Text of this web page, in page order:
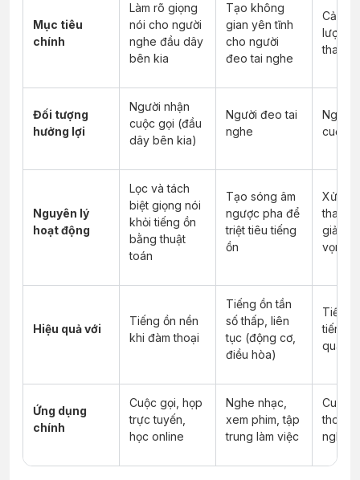
Mục tiêu
chính
Làm rõ giọng
nói cho người
nghe đầu dây
bên kia
Tạo không
gian yên tĩnh
cho người
đeo tai nghe
Cải
lượng
thanh
Đối tượng
hưởng lợi
Người nhận
cuộc gọi (đầu
dây bên kia)
Người đeo tai
nghe
Người
cuộc
Nguyên lý
hoạt động
Lọc và tách
biệt giọng nói
khỏi tiếng ồn
bằng thuật
toán
Tạo sóng âm
ngược pha để
triệt tiêu tiếng
ồn
Xử lý
thanh
giảm
vọng,
Hiệu quả với
Tiếng ồn nền
khi đàm thoại
Tiếng ồn tần
số thấp, liên
tục (động cơ,
điều hòa)
Tiếng
tiếng
quanh
Ứng dụng
chính
Cuộc gọi, họp
trực tuyến,
học online
Nghe nhạc,
xem phim, tập
trung làm việc
Cuộc
thoại
nghe